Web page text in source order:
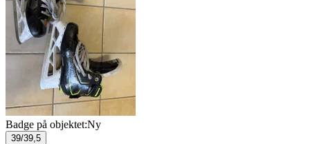
Badge på objektet:Ny
39/39,5